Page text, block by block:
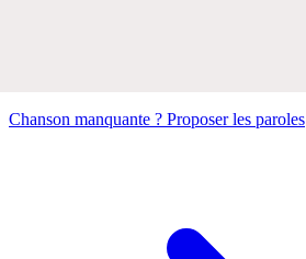
Chanson manquante ? Proposer les paroles